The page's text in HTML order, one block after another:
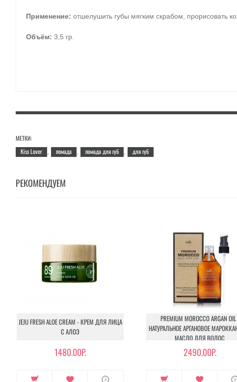
Применение: отшелушить губы мягким скрабом, прорисовать
Объём: 3,5 гр.
МЕТКИ:
Kiss Lover
помада помада для губ для губ
РЕКОМЕНДУЕМ
JEJU FRESH ALOE CREAM - КРЕМ ДЛЯ ЛИЦА
С АЛОЭ
1480.00Р.
PREMIUM MOROCCO ARGAN
НАТУРАЛЬНОЕ АРГАНОВОЕ
МАСЛО ДЛЯ ВОЛОС
2490.00Р.